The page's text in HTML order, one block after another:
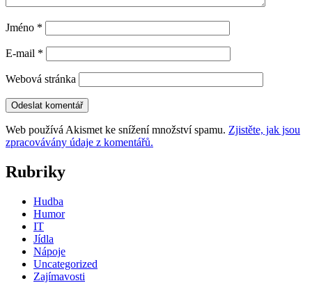
Jméno *
E-mail *
Webová stránka
Web používá Akismet ke snížení množství spamu. Zjistěte, jak jsou
zpracovávány údaje z komentářů.
Rubriky
Hudba
Humor
IT
Jídla
Nápoje
Uncategorized
Zajímavosti